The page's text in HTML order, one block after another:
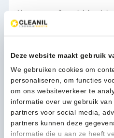
Deze website maakt gebruik
We gebruiken cookies om
personaliseren, om functies
om ons websiteverkeer te
informatie over uw gebruik
partners voor social media,
partners kunnen deze
informatie die u aan ze heeft
Voor eenvoudige
Verpakking50st/ds
13,91(16,83 Incl. btw)
Reinigingsdoek
non-
woven
(in
dispenserdoos)
In
1-3 werkdagen